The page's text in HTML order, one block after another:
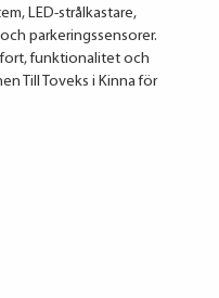
LED-strålkastare,
parkeringssensorer.
funktionalitet och
Till Toveks i Kinna för